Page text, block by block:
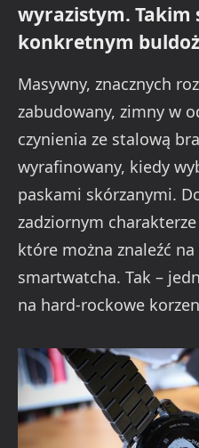
wyrazistym. Takim
konkretnym
Masywny, znacznych
zabudowany, zimny w
czynienia ze stalową
wyrafinowany, kiedy
paskami skórzanymi.
zadziornym
które można znaleźć
smartwatcha. Tak –
na hard-rockowe